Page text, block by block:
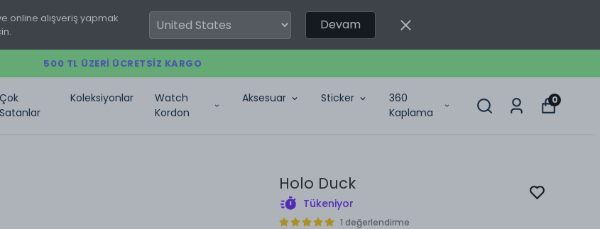
online alışveriş yapmak
Devam
500 TL ÜZERI ÜCRETSIZ KARGO
Çok
Satanlar
Koleksiyonlar
Watch
Kordon
Aksesuar Sticker
360
Kaplama
0
Holo Duck
Tükeniyor
1 değerlendirme